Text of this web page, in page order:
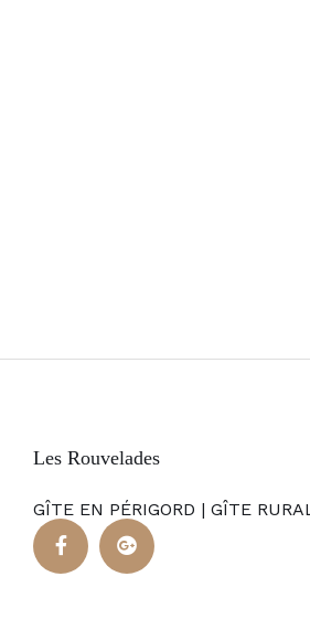
Les Rouvelades
GÎTE EN PÉRIGORD | GÎTE